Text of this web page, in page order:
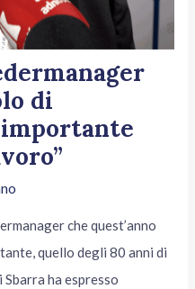
di
che quest’anno
quello degli 80 anni di
ha espresso